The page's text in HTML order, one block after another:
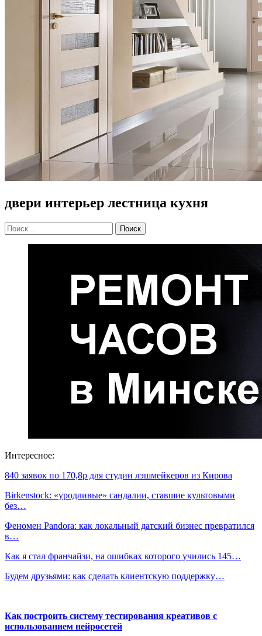
двери интерьер лестница кухня
Интересное:
840 заявок по 170,8р для студии лэшмейкеров из Кирова
Birkenstock: «уродливые» сандалии, ставшие культовыми
без…
Феномен Pandora: как локальный датский бизнес превратился
в…
Как я стал франчайзи, на ошибках которого учились 145…
Будем друзьями: как сделать клиентскую поддержку…
Как построить систему тестирования креативов с
использованием нейросетей